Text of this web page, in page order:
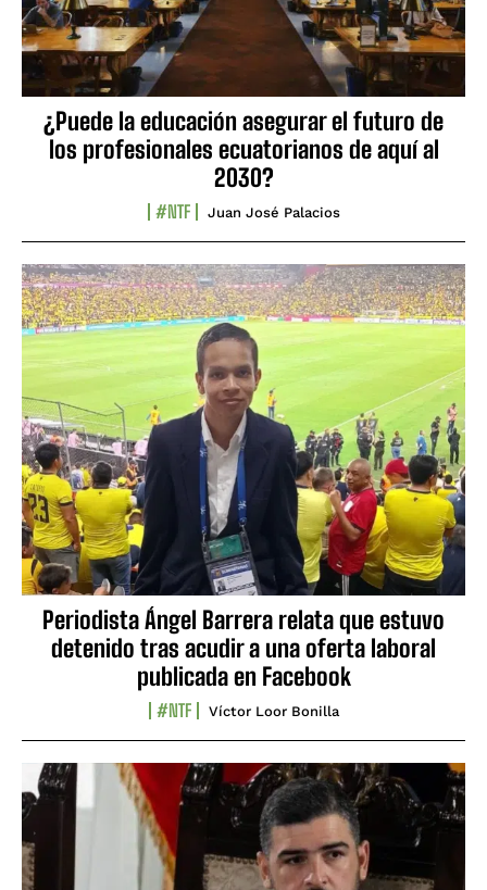
¿Puede la educación asegurar el futuro de
los profesionales ecuatorianos de aquí al
2030?
#NTF Juan José Palacios
Periodista Ángel Barrera relata que estuvo
detenido tras acudir a una oferta laboral
publicada en Facebook
#NTF Víctor Loor Bonilla